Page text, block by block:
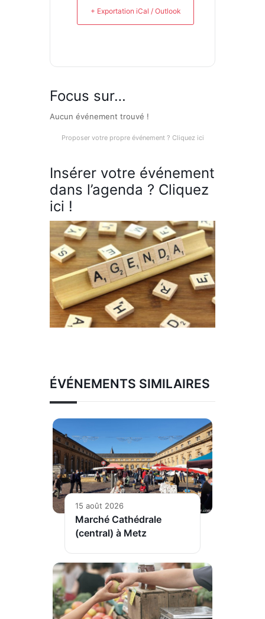
+ Exportation iCal / Outlook
Focus sur…
Aucun événement trouvé !
Proposer votre propre événement ? Cliquez ici
Insérer votre événement
dans l’agenda ? Cliquez
ici !
ÉVÉNEMENTS SIMILAIRES
15 août 2026
Marché Cathédrale
(central) à Metz